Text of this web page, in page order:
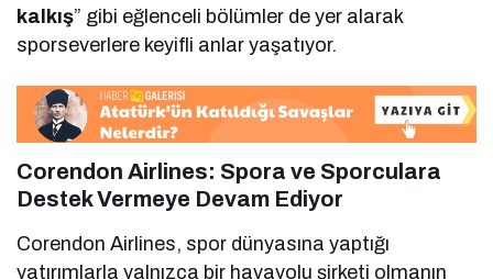
kalkış” gibi eğlenceli bölümler de yer alarak
sporseverlere keyifli anlar yaşatıyor.
Corendon Airlines: Spora ve Sporculara
Destek Vermeye Devam Ediyor
Corendon Airlines, spor dünyasına yaptığı
yatırımlarla yalnızca bir havayolu şirketi olmanın